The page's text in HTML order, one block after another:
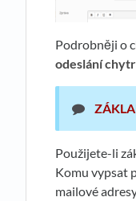
Podrobněji o
odeslání
Použijete-li
Komu vypsat
mailové